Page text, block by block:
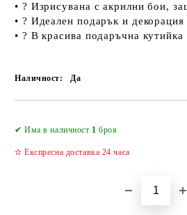
• ?️ Изрисувана с акрилни бои,
• ? Идеален подарък и декорация
• ? В красива подаръчна кутийка
Наличност: Да
✔ Има в наличност 1 броя
✫ Експресна доставка 24 часа